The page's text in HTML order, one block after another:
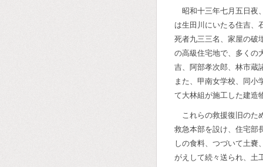
昭和十三年七月五日夜
は生田川にいたる住吉、
死者九三三名、家屋の破
の高級住宅地で、多くの
吉、阿部孝次郎、林市蔵
また、甲南女学校、同小
て大林組が施工した建造
これらの救援復旧のた
救急本部を設け、住宅部
しの食料、つづいて土嚢
がえして続々送られ、土